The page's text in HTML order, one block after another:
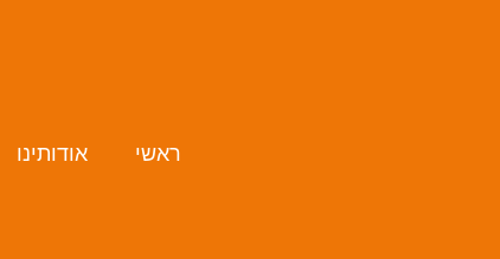
ראשי אודותינו